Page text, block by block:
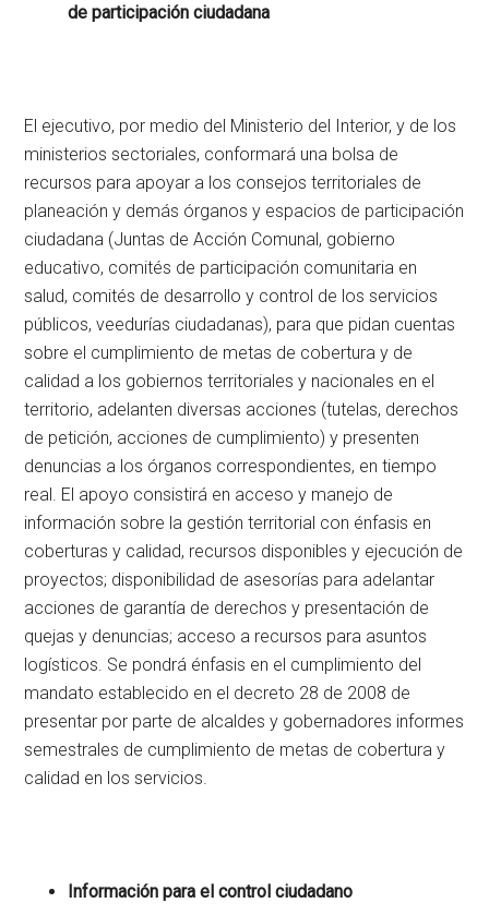
de participación ciudadana
El ejecutivo, por medio del Ministerio del Interior, y de los
ministerios sectoriales, conformará una bolsa de
recursos para apoyar a los consejos territoriales de
planeación y demás órganos y espacios de participación
ciudadana (Juntas de Acción Comunal, gobierno
educativo, comités de participación comunitaria en
salud, comités de desarrollo y control de los servicios
públicos, veedurías ciudadanas), para que pidan cuentas
sobre el cumplimiento de metas de cobertura y de
calidad a los gobiernos territoriales y nacionales en el
territorio, adelanten diversas acciones (tutelas, derechos
de petición, acciones de cumplimiento) y presenten
denuncias a los órganos correspondientes, en tiempo
real. El apoyo consistirá en acceso y manejo de
información sobre la gestión territorial con énfasis en
coberturas y calidad, recursos disponibles y ejecución de
proyectos; disponibilidad de asesorías para adelantar
acciones de garantía de derechos y presentación de
quejas y denuncias; acceso a recursos para asuntos
logísticos. Se pondrá énfasis en el cumplimiento del
mandato establecido en el decreto 28 de 2008 de
presentar por parte de alcaldes y gobernadores informes
semestrales de cumplimiento de metas de cobertura y
calidad en los servicios.
Información para el control ciudadano